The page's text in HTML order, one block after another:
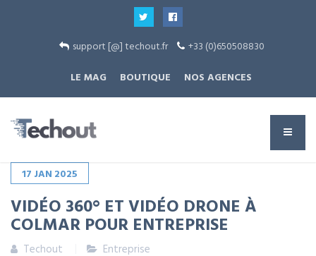
support [@] techout.fr
+33 (0)650508830
LE MAG
BOUTIQUE NOS AGENCES
17 JAN 2025
VIDÉO 360° ET VIDÉO DRONE À
COLMAR POUR ENTREPRISE
Techout Entreprise